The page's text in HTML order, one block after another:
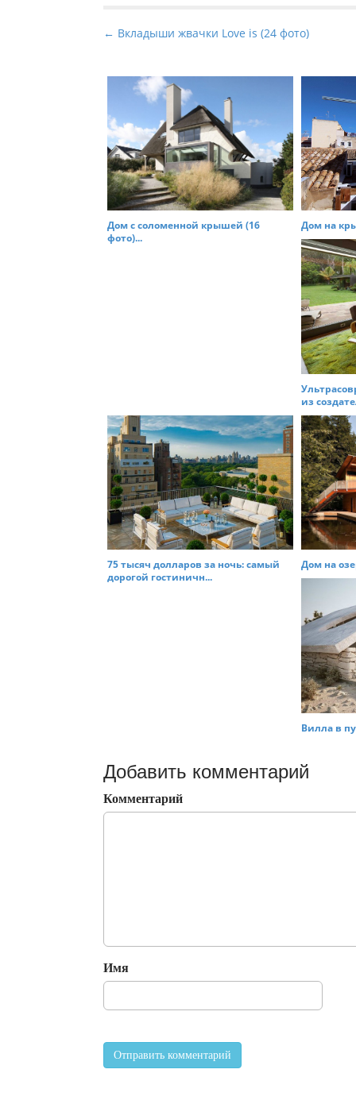
P
s
n
a
v
g
a
t
← Вкладыши жвачки Love is (24 фото)
Дом с соломенной крышей (16
фото)...
Дом на
из
75 тысяч долларов за ночь: самый
дорогой гостиничн...
Дом на
Вилла в
Добавить комментарий
Комментарий
Имя